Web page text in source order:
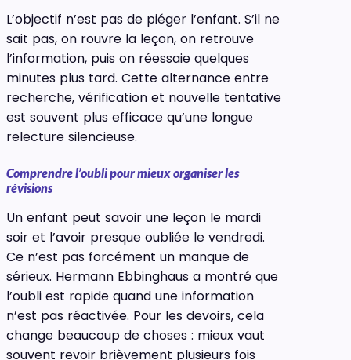
L’objectif n’est pas de piéger l’enfant. S’il ne
sait pas, on rouvre la leçon, on retrouve
l’information, puis on réessaie quelques
minutes plus tard. Cette alternance entre
recherche, vérification et nouvelle tentative
est souvent plus efficace qu’une longue
relecture silencieuse.
Comprendre l’oubli pour mieux organiser les
révisions
Un enfant peut savoir une leçon le mardi
soir et l’avoir presque oubliée le vendredi.
Ce n’est pas forcément un manque de
sérieux. Hermann Ebbinghaus a montré que
l’oubli est rapide quand une information
n’est pas réactivée. Pour les devoirs, cela
change beaucoup de choses : mieux vaut
souvent revoir brièvement plusieurs fois